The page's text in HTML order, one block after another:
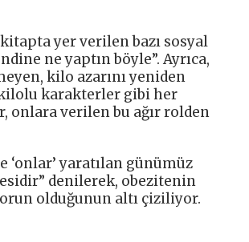
yer verilen bazı sosyal
ne yaptın böyle”. Ayrıca,
kilo azarını yeniden
karakterler gibi her
onlara verilen bu ağır rolden
‘onlar’ yaratılan günümüz
denilerek, obezitenin
olduğunun altı çiziliyor.